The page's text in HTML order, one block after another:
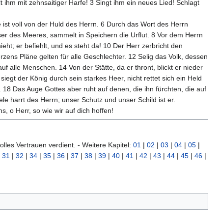
mit zehnsaitiger Harfe! 3 Singt ihm ein neues Lied! Schlagt
voll von der Huld des Herrn. 6 Durch das Wort des Herrn
des Meeres, sammelt in Speichern die Urflut. 8 Vor dem Herrn
er befiehlt, und es steht da! 10 Der Herr zerbricht den
Pläne gelten für alle Geschlechter. 12 Selig das Volk, dessen
alle Menschen. 14 Von der Stätte, da er thront, blickt er nieder
der König durch sein starkes Heer, nicht rettet sich ein Held
Das Auge Gottes aber ruht auf denen, die ihn fürchten, die auf
harrt des Herrn; unser Schutz und unser Schild ist er.
o Herr, so wie wir auf dich hoffen!
Vertrauen verdient. - Weitere Kapitel: 01 | 02 | 03 | 04 | 05 |
31 | 32 | 34 | 35 | 36 | 37 | 38 | 39 | 40 | 41 | 42 | 43 | 44 | 45 | 46 |